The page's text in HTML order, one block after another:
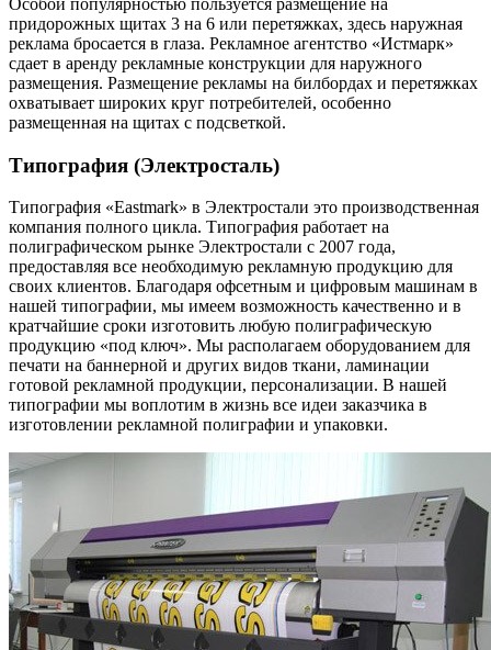
Особой популярностью пользуется размещение на
придорожных щитах 3 на 6 или перетяжках, здесь наружная
реклама бросается в глаза. Рекламное агентство «Истмарк»
сдает в аренду рекламные конструкции для наружного
размещения. Размещение рекламы на билбордах и перетяжках
охватывает широких круг потребителей, особенно
размещенная на щитах с подсветкой.
Типография (Электросталь)
Типография «Eastmark» в Электростали это производственная
компания полного цикла. Типография работает на
полиграфическом рынке Электростали с 2007 года,
предоставляя все необходимую рекламную продукцию для
своих клиентов. Благодаря офсетным и цифровым машинам в
нашей типографии, мы имеем возможность качественно и в
кратчайшие сроки изготовить любую полиграфическую
продукцию «под ключ». Мы располагаем оборудованием для
печати на баннерной и других видов ткани, ламинации
готовой рекламной продукции, персонализации. В нашей
типографии мы воплотим в жизнь все идеи заказчика в
изготовлении рекламной полиграфии и упаковки.